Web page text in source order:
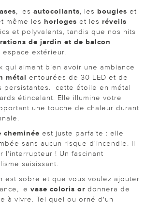
, les autocollants, les bougies et
même les horloges et les réveils
et polyvalents, tandis que nos hits
de jardin et de balcon
extérieur.
qui aiment bien avoir une ambiance
métal entourées de 30 LED et de
persistantes. cette étoile en métal
étincelant. Elle illumine votre
une touche de chaleur durant
cheminée est juste parfaite : elle
sans aucun risque d‘incendie. Il
l‘interrupteur ! Un fascinant
saisissant.
est sobre et que vous voulez ajouter
le vase coloris or donnera de
à vivre. Tel quel ou orné d'un